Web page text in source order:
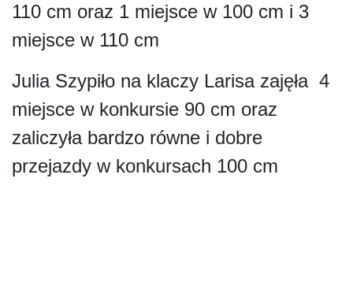
110 cm oraz 1 miejsce w 100 cm i 3
miejsce w 110 cm
Julia Szypiło na klaczy Larisa zajęła 4
miejsce w konkursie 90 cm oraz
zaliczyła bardzo równe i dobre
przejazdy w konkursach 100 cm